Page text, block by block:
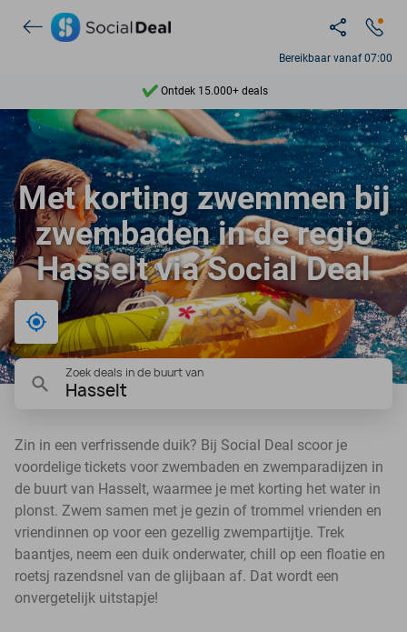
Bereikbaar vanaf 07:00
Ontdek 15.000+ deals
7 dagen per week beschikbaar
10+ miljoen leden
9,4
Ontdek 15.000+ deals
Met korting zwemmen bij
zwembaden in de regio
Hasselt via Social Deal
Bij mij in de buurt
Zoek deals in de buurt van
Hasselt
Zin in een verfrissende duik? Bij Social Deal scoor je
voordelige tickets voor zwembaden en zwemparadijzen in
de buurt van Hasselt, waarmee je met korting het water in
plonst. Zwem samen met je gezin of trommel vrienden en
vriendinnen op voor een gezellig zwempartijtje. Trek
baantjes, neem een duik onderwater, chill op een floatie en
roetsj razendsnel van de glijbaan af. Dat wordt een
onvergetelijk uitstapje!